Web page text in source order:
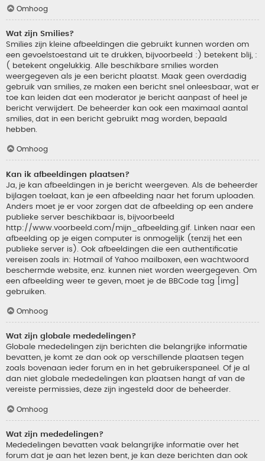
Omhoog
Wat zijn Smilies?
Smilies zijn kleine afbeeldingen die gebruikt kunnen worden om
een gevoelstoestand uit te drukken, bijvoorbeeld :) betekent blij, :
( betekent ongelukkig. Alle beschikbare smilies worden
weergegeven als je een bericht plaatst. Maak geen overdadig
gebruik van smilies, ze maken een bericht snel onleesbaar, wat er
toe kan leiden dat een moderator je bericht aanpast of heel je
bericht verwijdert. De beheerder kan ook een maximaal aantal
smilies, dat in een bericht gebruikt mag worden, bepaald
hebben.
Omhoog
Kan ik afbeeldingen plaatsen?
Ja, je kan afbeeldingen in je bericht weergeven. Als de beheerder
bijlagen toelaat, kan je een afbeelding naar het forum uploaden.
Anders moet je er voor zorgen dat de afbeelding op een andere
publieke server beschikbaar is, bijvoorbeeld
http://www.voorbeeld.com/mijn_afbeelding.gif. Linken naar een
afbeelding op je eigen computer is onmogelijk (tenzij het een
publieke server is). Ook afbeeldingen die een authentificatie
vereisen zoals in: Hotmail of Yahoo mailboxen, een wachtwoord
beschermde website, enz. kunnen niet worden weergegeven. Om
een afbeelding weer te geven, moet je de BBCode tag [img]
gebruiken.
Omhoog
Wat zijn globale mededelingen?
Globale mededelingen zijn berichten die belangrijke informatie
bevatten, je komt ze dan ook op verschillende plaatsen tegen
zoals bovenaan ieder forum en in het gebruikerspaneel. Of je al
dan niet globale mededelingen kan plaatsen hangt af van de
vereiste permissies, deze zijn ingesteld door de beheerder.
Omhoog
Wat zijn mededelingen?
Mededelingen bevatten vaak belangrijke informatie over het
forum dat je aan het lezen bent, je kan deze berichten dan ook